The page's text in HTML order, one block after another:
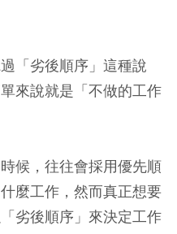
「劣後順序」這種說
來說就是「不做的工作
候，往往會採用優先順
麼工作， 然而真正想要
劣後順序」來決定工作